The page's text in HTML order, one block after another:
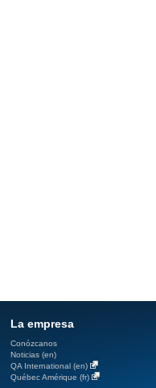
La empresa
Conózcanos
Noticias (en)
QA International (en)
Québec Amérique (fr)